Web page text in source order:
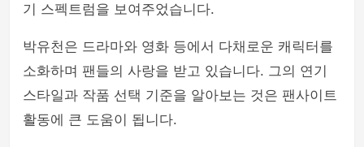
기 스펙트럼을 보여주었습니다.
박유천은 드라마와 영화 등에서 다채로운 캐릭터를
소화하며 팬들의 사랑을 받고 있습니다. 그의 연기
스타일과 작품 선택 기준을 알아보는 것은 팬사이트
활동에 큰 도움이 됩니다.